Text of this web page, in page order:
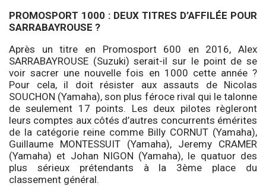
PROMOSPORT 1000 : DEUX TITRES D’AFFILÉE POUR
SARRABAYROUSE ?
Après un titre en Promosport 600 en 2016, Alex
SARRABAYROUSE (Suzuki) serait-il sur le point de se
voir sacrer une nouvelle fois en 1000 cette année ?
Pour cela, il doit résister aux assauts de Nicolas
SOUCHON (Yamaha), son plus féroce rival qui le talonne
de seulement 17 points. Les deux pilotes règleront
leurs comptes aux côtés d’autres concurrents émérites
de la catégorie reine comme Billy CORNUT (Yamaha),
Guillaume MONTESSUIT (Yamaha), Jeremy CRAMER
(Yamaha) et Johan NIGON (Yamaha), le quatuor des
plus sérieux prétendants à la 3ème place du
classement général.